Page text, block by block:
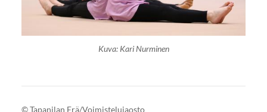
Kuva: Kari Nurminen
©Tapanilan Erä/Voimistelujaosto